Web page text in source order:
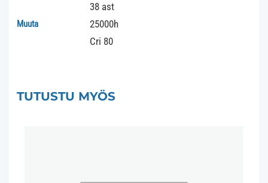
Muuta
38 ast
25000h
Cri 80
TUTUSTU MYÖS